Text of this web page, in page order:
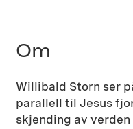
Om
Willibald Storn ser
parallell til Jesus
skjending av